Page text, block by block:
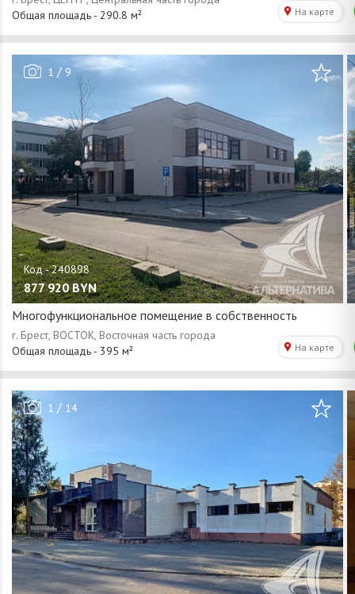
1 / 9
877 920 BYN
Многофункциональное помещение в собственность
1 / 14